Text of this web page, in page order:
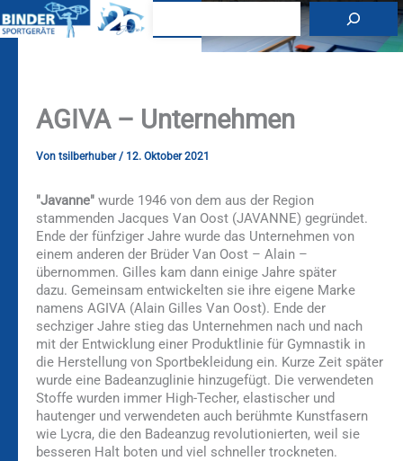
Inhalt
AGIVA – Unternehmen
Von tsilberhuber/ 12. Oktober 2021
"Javanne" wurde 1946 von dem aus der Region
stammenden Jacques Van Oost (JAVANNE) gegründet.
Ende der fünfziger Jahre wurde das Unternehmen von
einem anderen der Brüder Van Oost – Alain –
übernommen. Gilles kam dann einige Jahre später
dazu. Gemeinsam entwickelten sie ihre eigene Marke
namens AGIVA (Alain Gilles Van Oost). Ende der
sechziger Jahre stieg das Unternehmen nach und nach
mit der Entwicklung einer Produktlinie für Gymnastik in
die Herstellung von Sportbekleidung ein. Kurze Zeit später
wurde eine Badeanzuglinie hinzugefügt. Die verwendeten
Stoffe wurden immer High-Techer, elastischer und
hautenger und verwendeten auch berühmte Kunstfasern
wie Lycra, die den Badeanzug revolutionierten, weil sie
besseren Halt boten und viel schneller trockneten.